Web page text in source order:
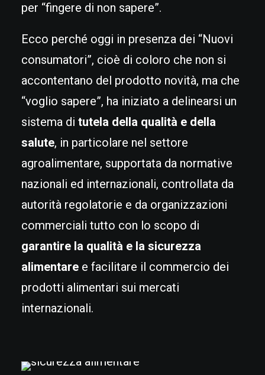
per “fingere di non sapere”.
Ecco perché oggi in presenza dei “Nuovi
consumatori”, cioè di coloro che non si
accontentano del prodotto novità, ma che
“voglio sapere”, ha iniziato a delinearsi un
sistema di tutela della qualità e della
salute, in particolare nel settore
agroalimentare, supportata da normative
nazionali ed internazionali, controllata da
autorità regolatorie e da organizzazioni
commerciali tutto con lo scopo di
garantire la qualità e la sicurezza
alimentare e facilitare il commercio dei
prodotti alimentari sui mercati
internazionali.